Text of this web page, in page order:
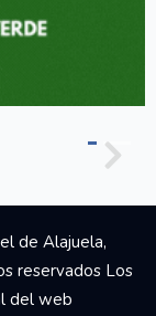
de Alajuela,
reservados Los
del web